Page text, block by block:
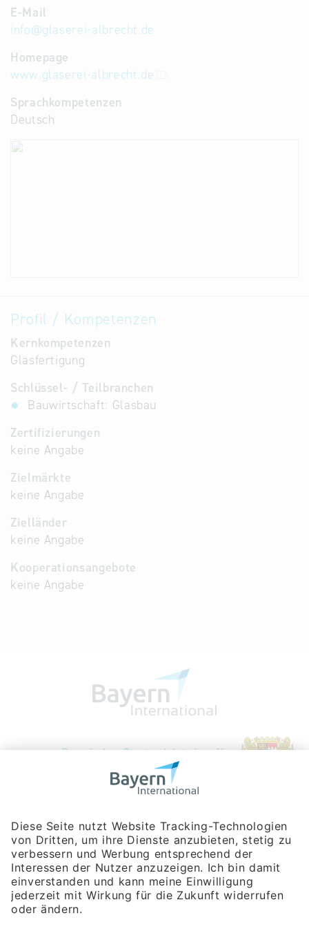
E-Mail
info@glaserei-albrecht.de
Homepage
www.glaserei-albrecht.de
Sprachkompetenzen
Deutsch
Profil / Kompetenzen
Kernkompetenzen
Glasfertigung
Schlüssel- / Teilbranchen
Bauwirtschaft: Glasbau
Zertifizierungen
keine Angabe
Zielmärkte
keine Angabe
Zielländer
keine Angabe
Kooperationsangebote
keine Angabe
Bayerische Gesellschaft für Internationale
Rosenheimer Str. 143C
81671 München
Tel:+49 180 5949260
(Festnetz 14 ct/min, Mobil max. 42 ct/min)
Hotline